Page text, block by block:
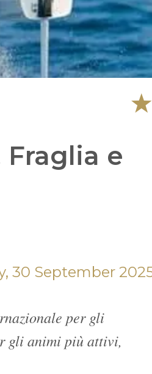
Fraglia e
per gli
gli animi più attivi,